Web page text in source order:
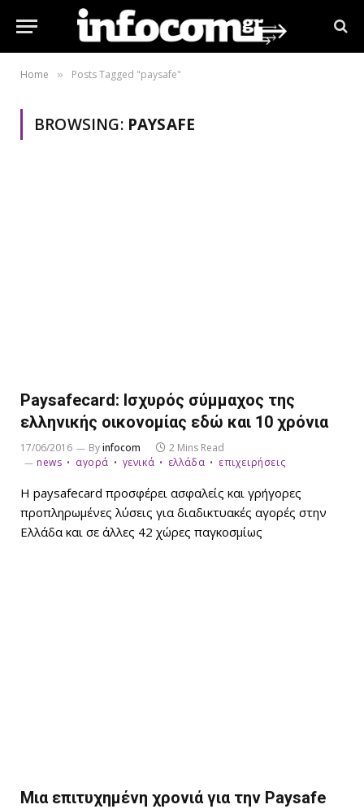
Home » Posts Tagged "paysafe"
BROWSING: PAYSAFE
Paysafecard: Iσχυρός σύμμαχος της
ελληνικής οικονομίας εδώ και 10 χρόνια
17/06/2016 Byinfocom
2 Mins Read
news
αγορά γενικά ελλάδα επιχειρήσεις
Η paysafecard προσφέρει ασφαλείς και γρήγορες
προπληρωμένες λύσεις για διαδικτυακές αγορές στην
Ελλάδα και σε άλλες 42 χώρες παγκοσμίως
Μια επιτυχημένη χρονιά για την Paysafe